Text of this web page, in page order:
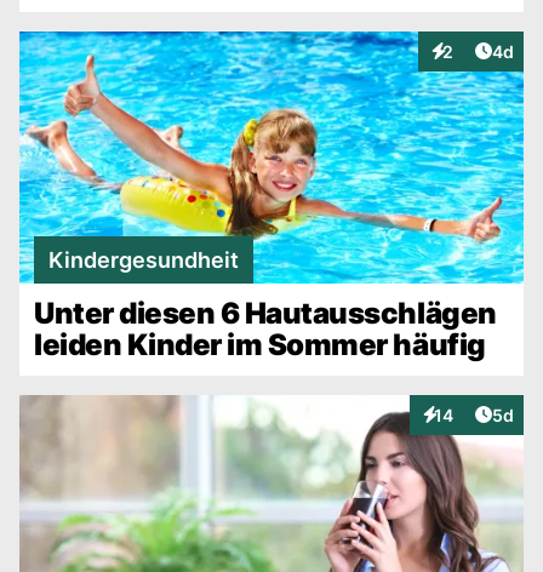
2
Interaktionen
4d
Kindergesundheit
Unter diesen 6 Hautausschlägen
leiden Kinder im Sommer häufig
14
Interaktionen
5d